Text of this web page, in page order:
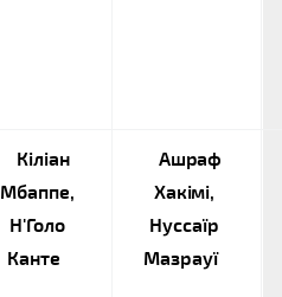
Кіліан
Мбаппе,
Н'Голо
Канте
Ашраф
Хакімі,
Нуссаїр
Мазрауї